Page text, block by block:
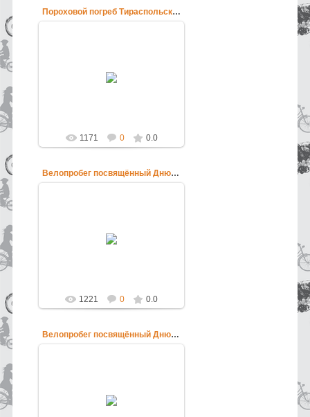
Пороховой погреб Тираспольской крепости
Пороховой погреб Тираспольской
крепости
1171 0 0.0
Велопробег посвящённый Дню России
Велопробег посвящённый Дню
России
1221 0 0.0
Велопробег посвящённый Дню России
Велопробег посвящённый Дню
России